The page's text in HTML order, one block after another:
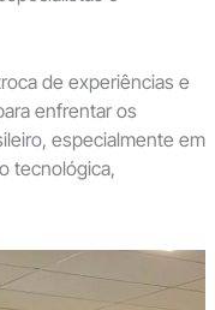
de experiências e
enfrentar os
especialmente em
tecnológica,